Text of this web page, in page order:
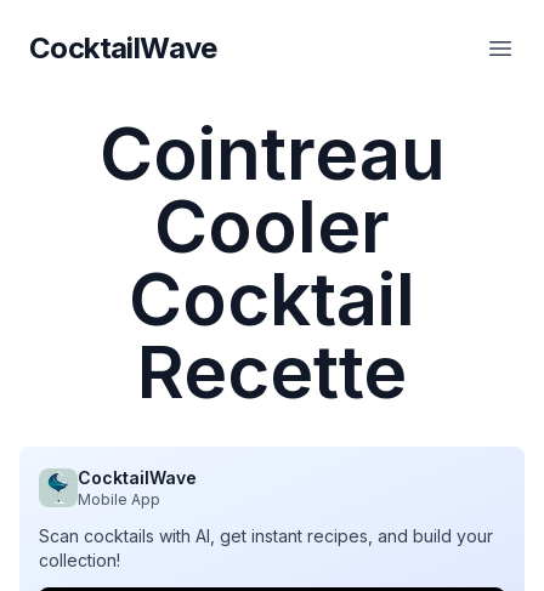
CocktailWave
CocktailWave
Cointreau
Cooler
Cocktail
Recette
CocktailWave
Mobile App
Scan cocktails with AI, get instant recipes, and build your
collection!